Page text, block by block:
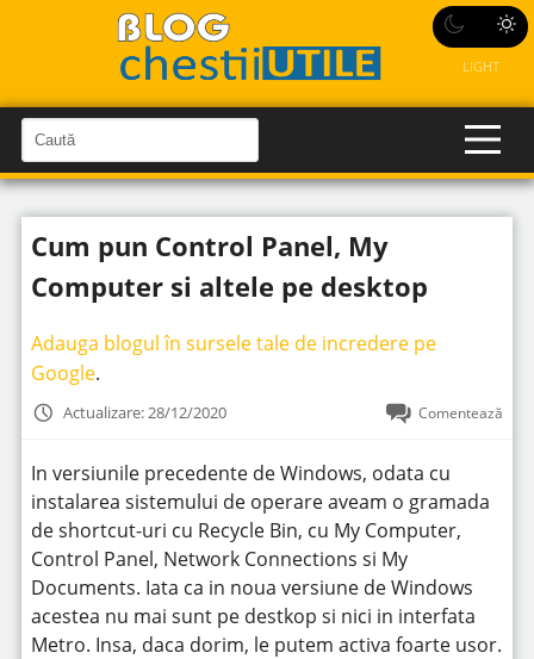
LIGHT
a
u
t
C
a
u
î
n
i
t
Cum pun Control Panel, My
Computer si altele pe desktop
Adauga blogul în sursele tale de incredere pe
Google.
Actualizare: 28/12/2020 Comentează
In versiunile precedente de Windows, odata cu
instalarea sistemului de operare aveam o gramada
de shortcut-uri cu Recycle Bin, cu My Computer,
Control Panel, Network Connections si My
Documents. Iata ca in noua versiune de Windows
acestea nu mai sunt pe destkop si nici in interfata
Metro. Insa, daca dorim, le putem activa foarte usor.